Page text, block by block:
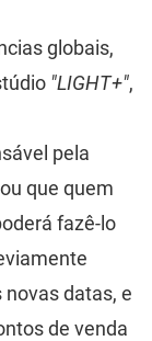
globais,
"LIGHT+",
pela
que quem
fazê-lo
datas, e
de venda